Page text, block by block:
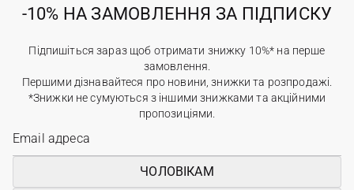
-10% НА ЗАМОВЛЕННЯ ЗА ПІДПИСКУ
Підпишіться зараз щоб отримати знижку 10%* на перше
замовлення.
Першими дізнавайтеся про новини, знижки та розпродажі.
*Знижки не сумуються з іншими знижками та акційними
пропозиціями.
ЧОЛОВІКАМ